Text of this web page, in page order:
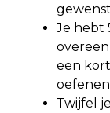
Je hebt
een
Twijfel